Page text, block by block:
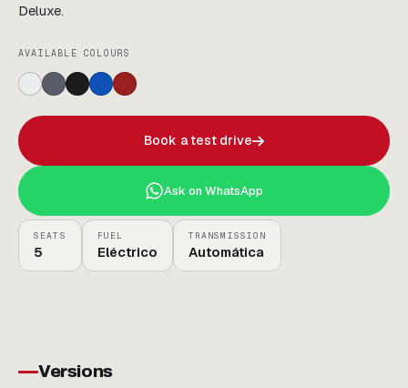
Deluxe.
AVAILABLE COLOURS
Book a test drive
Ask on WhatsApp
SEATS
5
FUEL
Eléctrico
TRANSMISSION
Automática
Versions